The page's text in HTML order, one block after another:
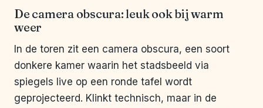
De camera obscura: leuk ook bij warm
weer
In de toren zit een camera obscura, een soort
donkere kamer waarin het stadsbeeld via
spiegels live op een ronde tafel wordt
geprojecteerd. Klinkt technisch, maar in de